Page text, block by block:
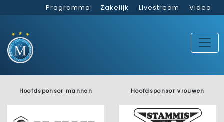
Programma Zakelijk Livestream Video
Hoofdsponsor mannen Hoofdsponsor vrouwen